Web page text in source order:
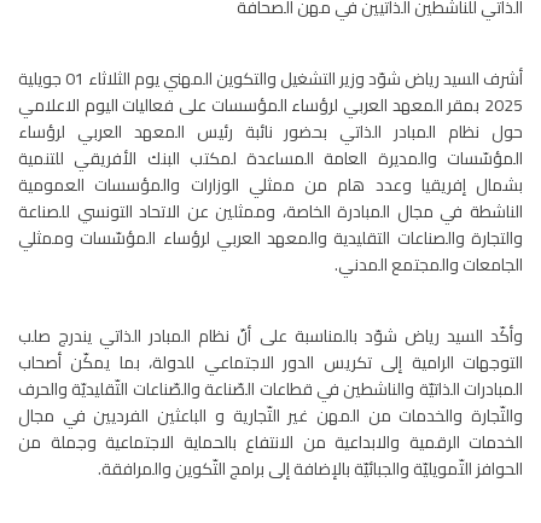
الذاتي للناشطين الذاتيين في مهن الصحافة
أشرف السيد رياض شوّد وزير التشغيل والتكوين المهني يوم الثلاثاء 01 جويلية
2025 بمقر المعهد العربي لرؤساء المؤسسات على فعاليات اليوم الاعلامي
حول نظام المبادر الذاتي بحضور نائبة رئيس المعهد العربي لرؤساء
المؤسّسات والمديرة العامة المساعدة لمكتب البنك الأفريقي للتنمية
بشمال إفريقيا وعدد هام من ممثلي الوزارات والمؤسسات العمومية
الناشطة في مجال المبادرة الخاصة، وممثلين عن الاتحاد التونسي للصناعة
والتجارة والصناعات التقليدية والمعهد العربي لرؤساء المؤسّسات وممثلي
الجامعات والمجتمع المدني.
وأكّد السيد رياض شوّد بالمناسبة على أنّ نظام المبادر الذاتي يندرج صلب
التوجهات الرامية إلى تكريس الدور الاجتماعي للدولة، بما يمكّن أصحاب
المبادرات الذاتيّة والناشطين في قطاعات الصّناعة والصّناعات التّقليديّة والحرف
والتّجارة والخدمات من المهن غير التّجارية و الباعثين الفرديين في مجال
الخدمات الرقمية والابداعية من الانتفاع بالحماية الاجتماعية وجملة من
الحوافز التّمويليّة والجبائيّة بالإضافة إلى برامج التّكوين والمرافقة.